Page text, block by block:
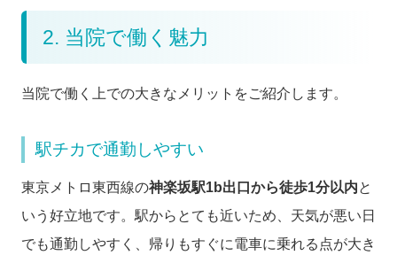
2. 当院で働く魅力
当院で働く上での大きなメリットをご紹介します。
駅チカで通勤しやすい
東京メトロ東西線の神楽坂駅1b出口から徒歩1分以内と
いう好立地です。駅からとても近いため、天気が悪い日
でも通勤しやすく、帰りもすぐに電車に乗れる点が大き